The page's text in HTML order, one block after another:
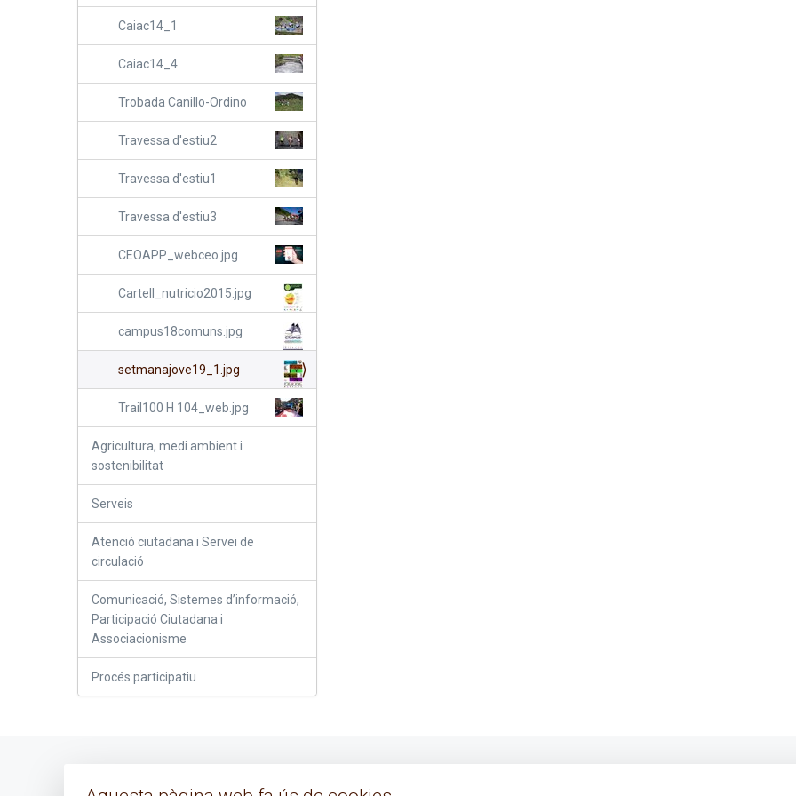
Caiac14_1
Caiac14_4
Trobada Canillo-Ordino
Travessa d'estiu2
Travessa d'estiu1
Travessa d'estiu3
CEOAPP_webceo.jpg
Cartell_nutricio2015.jpg
campus18comuns.jpg
setmanajove19_1.jpg
Trail100 H 104_web.jpg
Agricultura, medi ambient i
sostenibilitat
Serveis
Atenció ciutadana i Servei de
circulació
Comunicació, Sistemes d’informació,
Participació Ciutadana i
Associacionisme
Procés participatiu
Avís legal